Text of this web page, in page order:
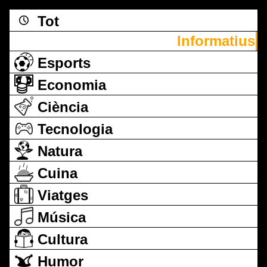
Tot
Informatius
Esports
Economia
Ciència
Tecnologia
Natura
Cuina
Viatges
Música
Cultura
Humor